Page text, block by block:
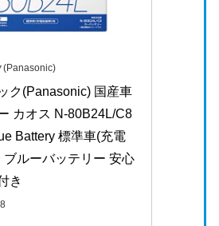
(Panasonic)
ク(Panasonic) 国産車
カオス N-80B24L/C8
Battery 標準車(充電
ブルーバッテリー 安心
き